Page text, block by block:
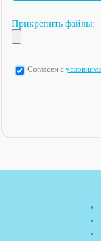
Прикрепить файлы:
Согласен с